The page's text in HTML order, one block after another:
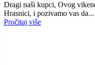
Dragi naši kupci, Ovog
Hrasnici, i pozivamo vas da...
Pročitaj više